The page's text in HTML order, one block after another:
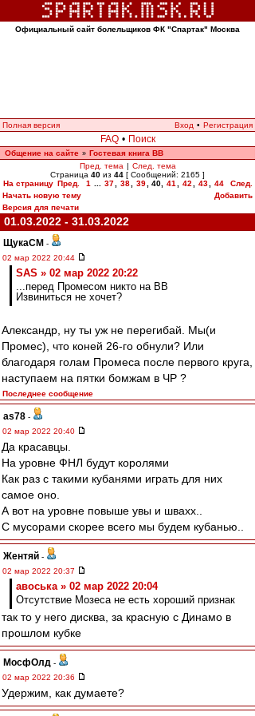
Официальный сайт болельщиков ФК "Спартак" Москва
Полная версия Вход • Регистрация
FAQ • Поиск
Общение на сайте » Гостевая книга ВВ
Пред. тема | След. тема
Страница 40 из 44 [ Сообщений: 2165 ]
На страницу Пред. 1 37 38 39 40, 41 42 43 44
След.
Начать новую тему
Добавить
Версия для печати
01.03.2022 - 31.03.2022
ЩукаСМ -
02 мар 2022 20:44
SAS » 02 мар 2022 20:22
...перед Промесом никто на ВВ
Извиниться не хочет?
Александр, ну ты уж не перегибай. Мы(и
Промес), что коней 26-го обнули? Или
благодаря голам Промеса после первого круга,
наступаем на пятки бомжам в ЧР ?
Последнее сообщение
as78 -
02 мар 2022 20:40
Да красавцы.
На уровне ФНЛ будут королями
Как раз с такими кубанями играть для них
самое оно.
А вот на уровне повыше увы и швахх..
С мусорами скорее всего мы будем кубанью..
Жентяй -
02 мар 2022 20:37
авоська » 02 мар 2022 20:04
Отсутствие Мозеса не есть хороший признак
так то у него дисква, за красную с Динамо в
прошлом кубке
МосфОлд -
02 мар 2022 20:36
Удержим, как думаете?